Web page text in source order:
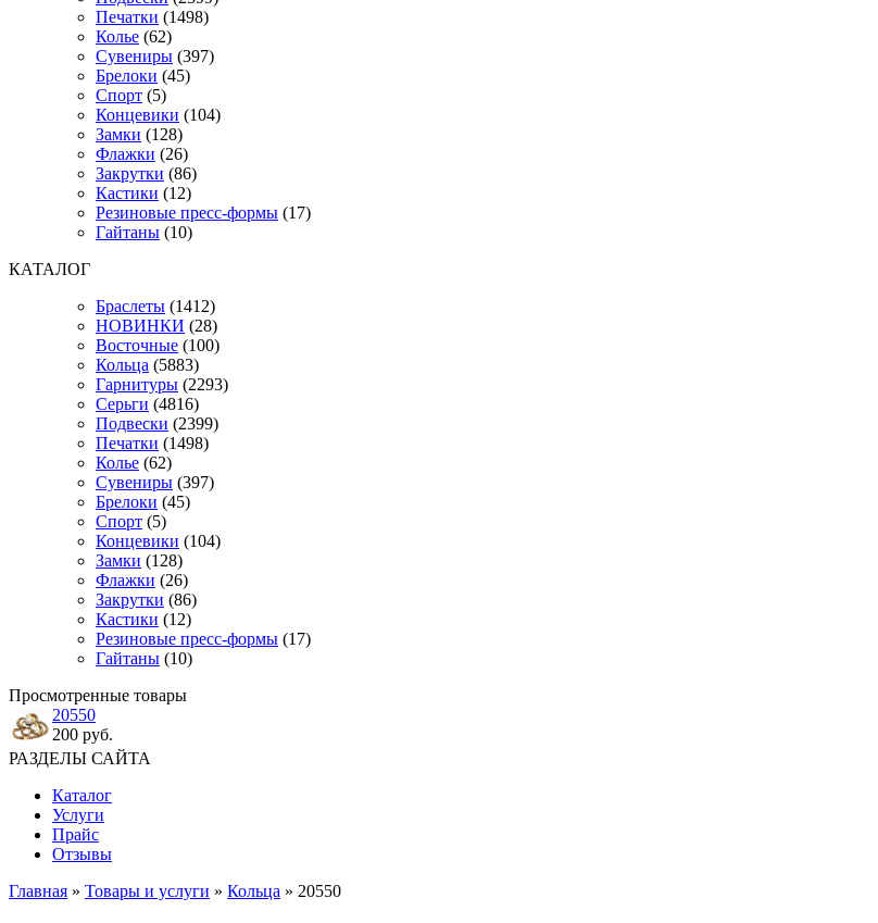
Печатки (1498)
Колье (62)
Сувениры (397)
Брелоки (45)
Спорт (5)
Концевики (104)
Замки (128)
Флажки (26)
Закрутки (86)
Кастики (12)
Резиновые пресс-формы (17)
Гайтаны (10)
КАТАЛОГ
Браслеты (1412)
НОВИНКИ (28)
Восточные (100)
Кольца (5883)
Гарнитуры (2293)
Серьги (4816)
Подвески (2399)
Печатки (1498)
Колье (62)
Сувениры (397)
Брелоки (45)
Спорт (5)
Концевики (104)
Замки (128)
Флажки (26)
Закрутки (86)
Кастики (12)
Резиновые пресс-формы (17)
Гайтаны (10)
Просмотренные товары
20550
200 руб.
РАЗДЕЛЫ САЙТА
Каталог
Услуги
Прайс
Отзывы
Главная » Товары и услуги » Кольца » 20550